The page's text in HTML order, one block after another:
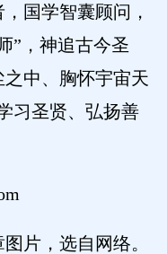
国学智囊顾问，
”，神追古今圣
中、胸怀宇宙天
习圣贤、弘扬善
片，选自网络。